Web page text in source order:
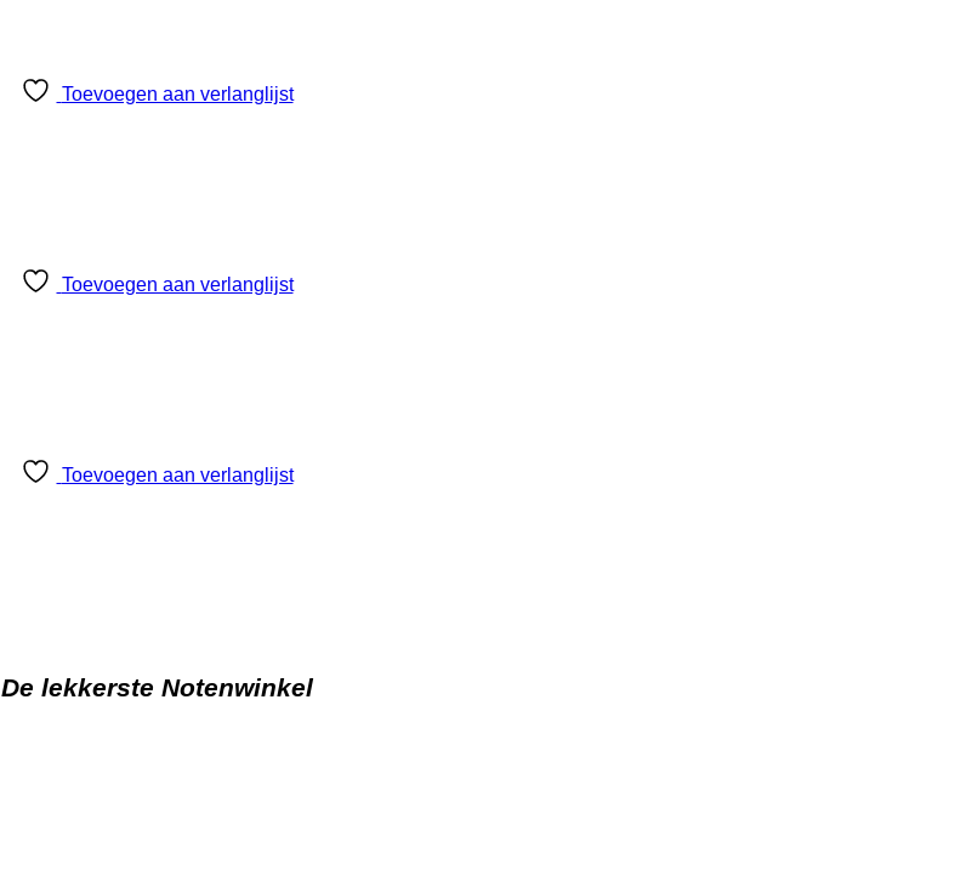
Toevoegen aan verlanglijst
Toevoegen aan verlanglijst
Toevoegen aan verlanglijst
De lekkerste Notenwinkel